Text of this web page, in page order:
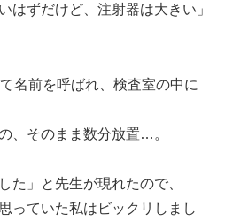
はずだけど、注射器は大きい」
名前を呼ばれ、検査室の中に
、そのまま数分放置…。
た」と先生が現れたので、
っていた私はビックリしまし